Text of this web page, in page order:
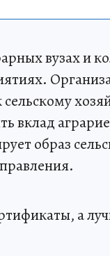
вузах и
вклад
образ
а